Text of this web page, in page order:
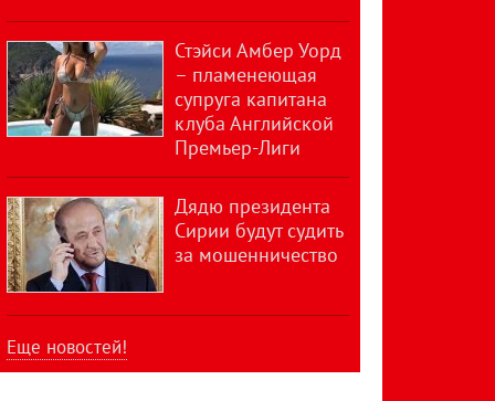
Стэйси Амбер Уорд
– пламенеющая
супруга капитана
клуба Английской
Премьер-Лиги
Дядю президента
Сирии будут судить
за мошенничество
Еще новостей!